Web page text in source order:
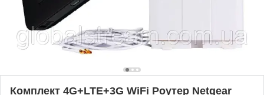
Комплект 4G+LTE+3G WiFi Роутер Netgear